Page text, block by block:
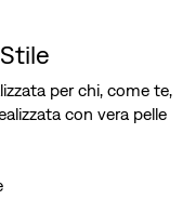
per chi, come te,
con vera pelle